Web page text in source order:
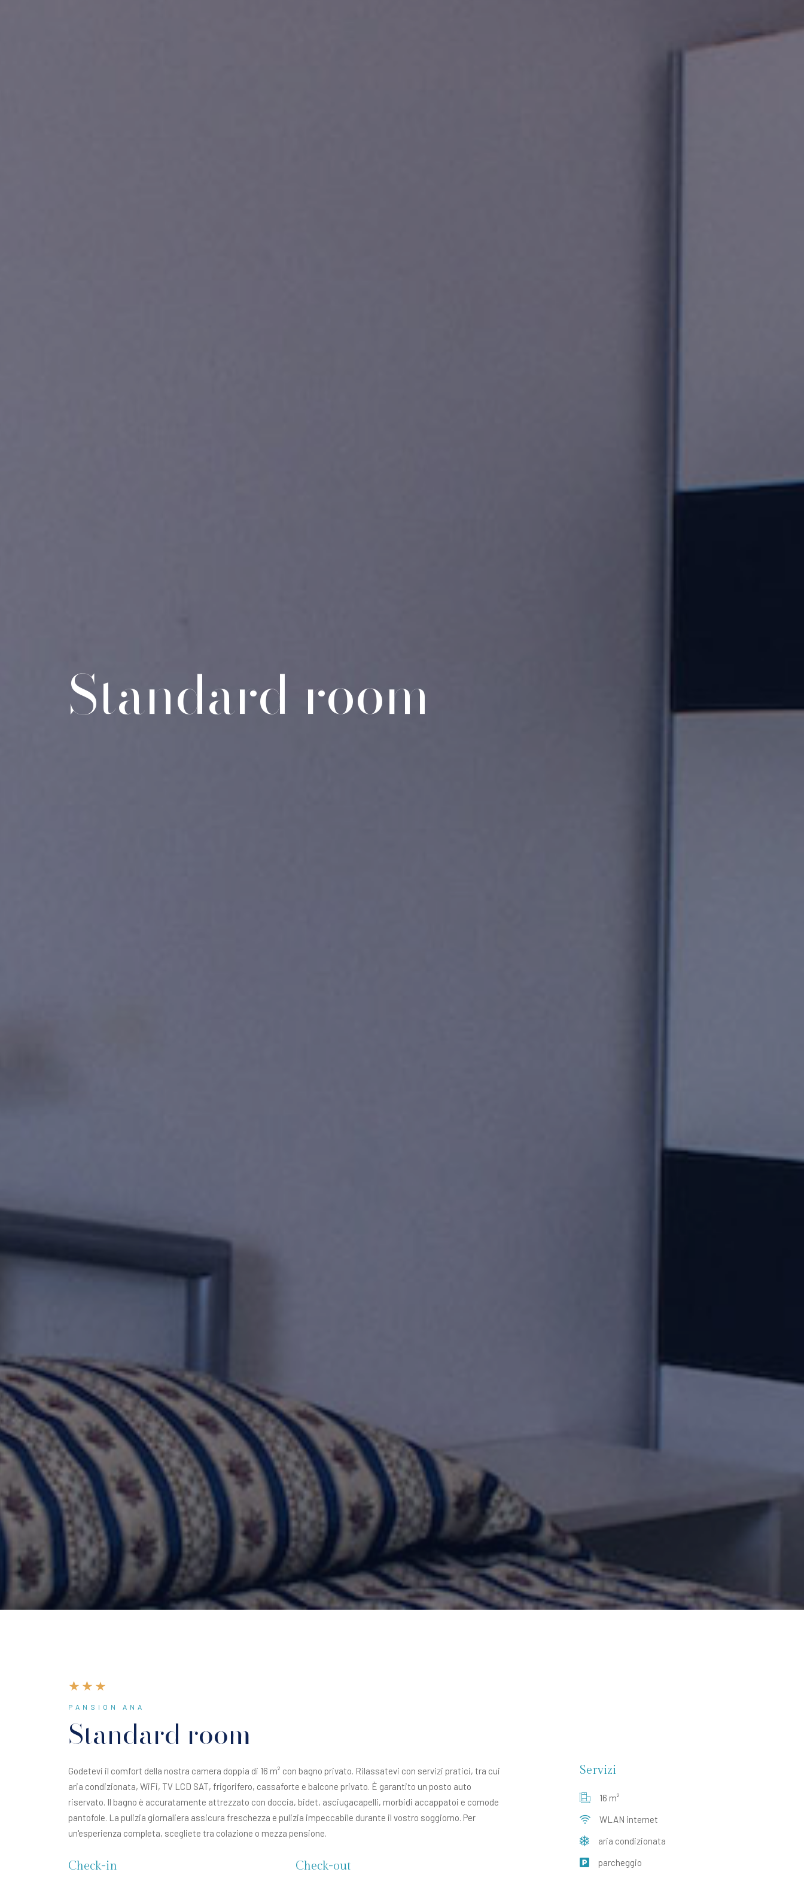
Standard room
PANSION ANA
Standard room
Godetevi il comfort della nostra camera doppia di 16 m² con bagno privato. Rilassatevi con servizi pratici, tra cui
aria condizionata, WiFi, TV LCD SAT, frigorifero, cassaforte e balcone privato. È garantito un posto auto
riservato. Il bagno è accuratamente attrezzato con doccia, bidet, asciugacapelli, morbidi accappatoi e comode
pantofole. La pulizia giornaliera assicura freschezza e pulizia impeccabile durante il vostro soggiorno. Per
un'esperienza completa, scegliete tra colazione o mezza pensione.
Check-in Check-out
Servizi
16 m²
WLAN internet
aria condizionata
parcheggio